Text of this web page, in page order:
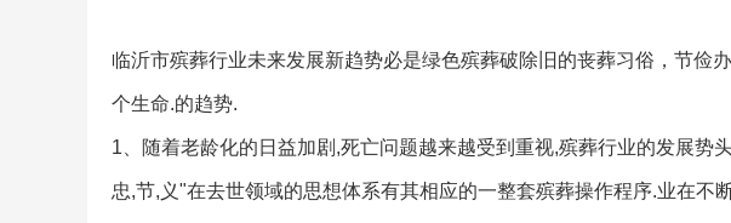
临沂市殡葬行业未来发展新趋势必是绿色殡葬破除旧的丧葬习俗，节俭
个生命.的趋势.
1、随着老龄化的日益加剧,死亡问题越来越受到重视,殡葬行业的发展势
忠,节,义"在去世领域的思想体系有其相应的一整套殡葬操作程序.业在不